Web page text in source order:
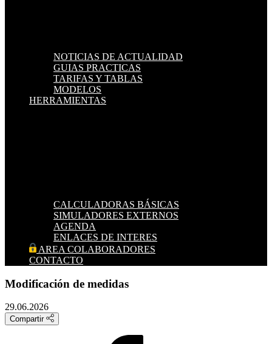
NOTICIAS DE ACTUALIDAD
GUIAS PRACTICAS
TARIFAS Y TABLAS
MODELOS
HERRAMIENTAS
CALCULADORAS BÁSICAS
SIMULADORES EXTERNOS
AGENDA
ENLACES DE INTERES
AREA COLABORADORES
CONTACTO
Modificación de medidas
29.06.2026
Compartir